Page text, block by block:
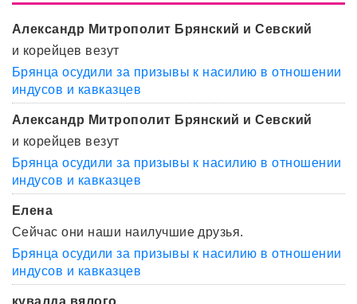
Александр Митрополит Брянский и Севский
и корейцев везут
Брянца осудили за призывы к насилию в отношении
индусов и кавказцев
Александр Митрополит Брянский и Севский
и корейцев везут
Брянца осудили за призывы к насилию в отношении
индусов и кавказцев
Елена
Сейчас они наши наилучшие друзья.
Брянца осудили за призывы к насилию в отношении
индусов и кавказцев
кувалда вялого